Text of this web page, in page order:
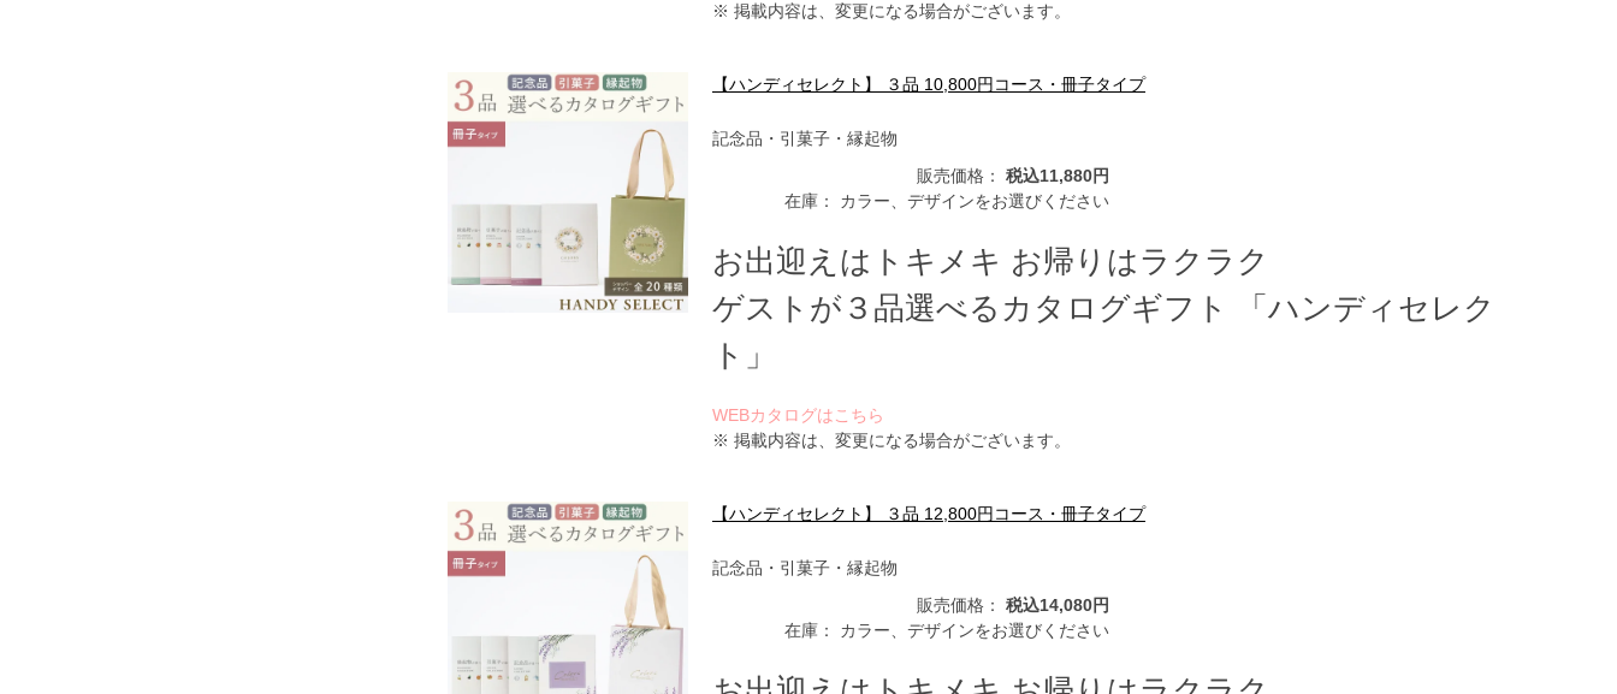
※ 掲載内容は、変更になる場合がございます。
【ハンディセレクト】 ３品 10,800円コース・冊子タイプ
記念品・引菓子・縁起物
販売価格：
税込11,880円
在庫：
カラー、デザインをお選びください
お出迎えはトキメキ お帰りはラクラク
ゲストが３品選べるカタログギフト 「ハンディセレク
ト」
WEBカタログはこちら
※ 掲載内容は、変更になる場合がございます。
【ハンディセレクト】 ３品 12,800円コース・冊子タイプ
記念品・引菓子・縁起物
販売価格：
税込14,080円
在庫：
カラー、デザインをお選びください